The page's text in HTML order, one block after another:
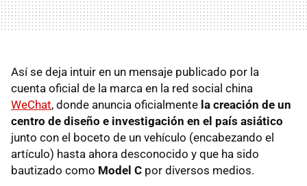
Así se deja intuir en un mensaje publicado por la
cuenta oficial de la marca en la red social china
WeChat, donde anuncia oficialmente la creación de un
centro de diseño e investigación en el país asiático
junto con el boceto de un vehículo (encabezando el
artículo) hasta ahora desconocido y que ha sido
bautizado como Model C por diversos medios.